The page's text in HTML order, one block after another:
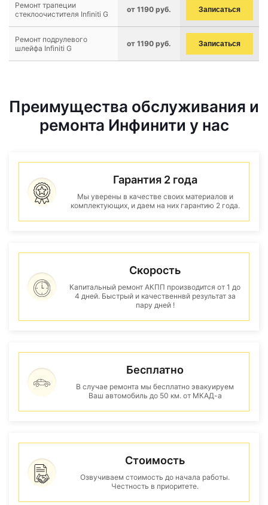
Ремонт трапеции
стеклоочистителя Infiniti G
от 1190 руб. Записаться
Ремонт подрулевого
шлейфа Infiniti G
от 1190 руб. Записаться
Преимущества обслуживания и
ремонта Инфинити у нас
Гарантия 2 года
Мы уверены в качестве своих материалов и
комплектующих, и даем на них гарантию 2 года.
Скорость
Капитальный ремонт АКПП производится от 1 до
4 дней. Быстрый и качественнвй результат за
пару дней !
Бесплатно
В случае ремонта мы бесплатно эвакуируем
Ваш автомобиль до 50 км. от МКАД-а
Стоимость
Озвучиваем стоимость до начала работы.
Честность в приоритете.